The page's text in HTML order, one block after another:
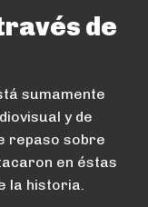
de
sumamente
y de
repaso sobre
en éstas
la historia.